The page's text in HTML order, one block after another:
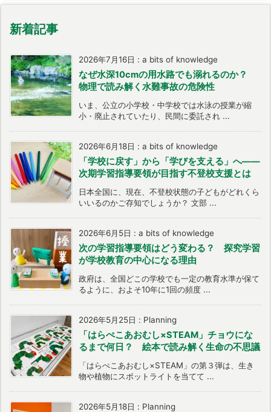
新着記事
2026年7月16日 : a bits of knowledge
なぜ水深10cmの用水路でも溺れるのか？
物理で読み解く水難事故の危険性
いま、公立の小学校・中学校では水泳の授業が縮
小・廃止されていたり、民間に委託され ...
2026年6月18日 : a bits of knowledge
「学校に戻す」から「学びを支える」へ――
次期学習指導要領が目指す不登校支援とは
日本全国に、現在、不登校状態の子どもがどれくら
いいるのかご存知でしょうか？ 文部 ...
2026年6月5日 : a bits of knowledge
次の学習指導要領はどう変わる？ 探究学習
が学校教育の中心になる理由
政府は、全国どこの学校でも一定の教育水準が保て
るように、およそ10年に1回の頻度 ...
2026年5月25日 : Planning
「はらぺこあおむし×STEAM」チョウにな
るまで何日？ 絵本で読み解く生命の不思議
「はらぺこあおむし×STEAM」の第３弾は、生き
物や植物にスポットライトを当てて ...
2026年5月18日 : Planning